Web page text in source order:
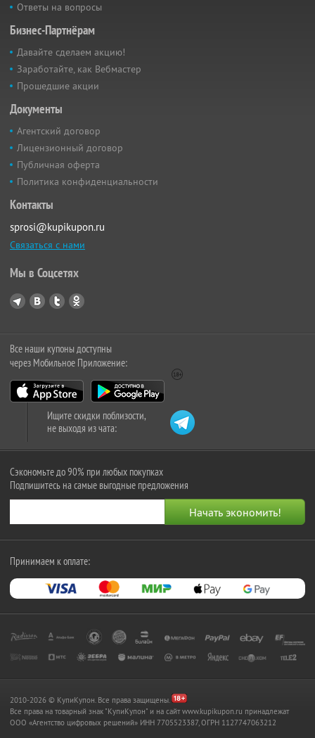
Ответы на вопросы
Бизнес-Партнёрам
Давайте сделаем акцию!
Заработайте, как Вебмастер
Прошедшие акции
Документы
Агентский договор
Лицензионный договор
Публичная оферта
Политика конфиденциальности
Контакты
sprosi@kupikupon.ru
Связаться с нами
Мы в Соцсетях
Все наши купоны доступны
через Мобильное Приложение:
Ищите скидки поблизости,
не выходя из чата:
Сэкономьте до 90% при любых покупках
Подпишитесь на самые выгодные предложения
Принимаем к оплате:
2010-2026 © КупиКупон. Все права защищены.
Все права на товарный знак "КупиКупон" и на сайт www.kupikupon.ru принадлежат
OOO «Агентство цифровых решений» ИНН 7705523387, ОГРН 1127747063212